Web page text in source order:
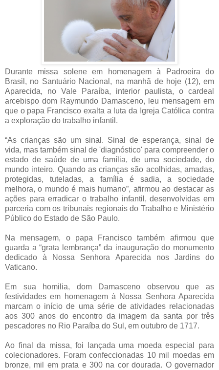
Durante missa solene em homenagem à Padroeira do
Brasil, no Santuário Nacional, na manhã de hoje (12), em
Aparecida, no Vale Paraíba, interior paulista, o cardeal
arcebispo dom Raymundo Damasceno, leu mensagem em
que o papa Francisco exalta a luta da Igreja Católica contra
a exploração do trabalho infantil.
“As crianças são um sinal. Sinal de esperança, sinal de
vida, mas também sinal de 'diagnóstico' para compreender o
estado de saúde de uma família, de uma sociedade, do
mundo inteiro. Quando as crianças são acolhidas, amadas,
protegidas, tuteladas, a família é sadia, a sociedade
melhora, o mundo é mais humano”, afirmou ao destacar as
ações para erradicar o trabalho infantil, desenvolvidas em
parceria com os tribunais regionais do Trabalho e Ministério
Público do Estado de São Paulo.
Na mensagem, o papa Francisco também afirmou que
guarda a “grata lembrança” da inauguração do monumento
dedicado à Nossa Senhora Aparecida nos Jardins do
Vaticano.
Em sua homilia, dom Damasceno observou que as
festividades em homenagem à Nossa Senhora Aparecida
marcam o início de uma série de atividades relacionadas
aos 300 anos do encontro da imagem da santa por três
pescadores no Rio Paraíba do Sul, em outubro de 1717.
Ao final da missa, foi lançada uma moeda especial para
colecionadores. Foram confeccionadas 10 mil moedas em
bronze, mil em prata e 300 na cor dourada. O governador